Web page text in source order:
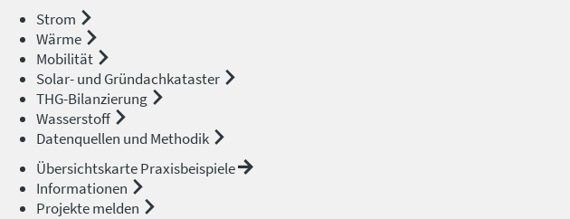
Strom
Wärme
Mobilität
Solar- und Gründachkataster
THG-Bilanzierung
Wasserstoff
Datenquellen und Methodik
Übersichtskarte Praxisbeispiele
Informationen
Projekte melden